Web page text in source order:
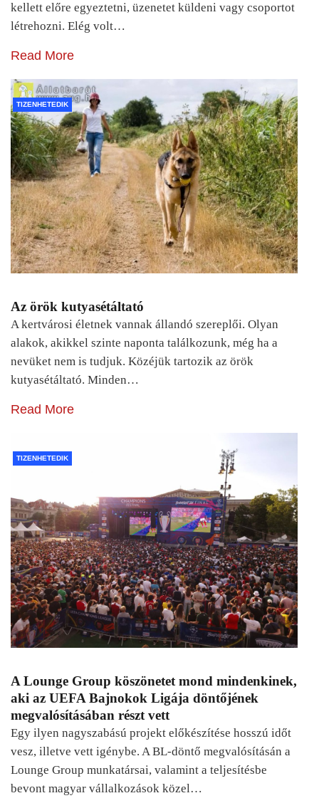
kellett előre egyeztetni, üzenetet küldeni vagy csoportot
létrehozni. Elég volt…
Read More
TIZENHETEDIK
Az örök kutyasétáltató
A kertvárosi életnek vannak állandó szereplői. Olyan
alakok, akikkel szinte naponta találkozunk, még ha a
nevüket nem is tudjuk. Közéjük tartozik az örök
kutyasétáltató. Minden…
Read More
TIZENHETEDIK
A Lounge Group köszönetet mond mindenkinek,
aki az UEFA Bajnokok Ligája döntőjének
megvalósításában részt vett
Egy ilyen nagyszabású projekt előkészítése hosszú időt
vesz, illetve vett igénybe. A BL-döntő megvalósításán a
Lounge Group munkatársai, valamint a teljesítésbe
bevont magyar vállalkozások közel…